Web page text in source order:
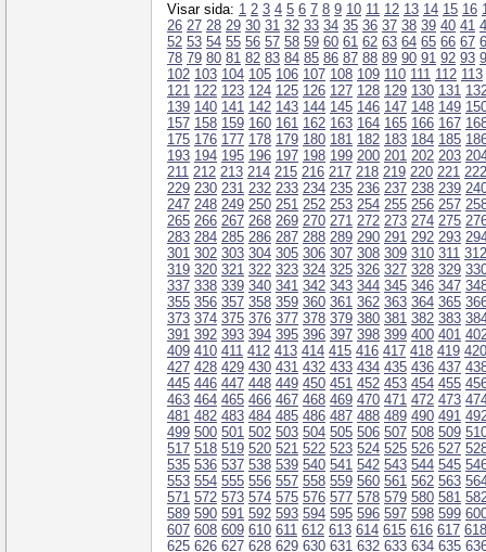
Visar sida: 1 2 3 4 5 6 7 8 9 10 11 12 13 14 15 16
26 27 28 29 30 31 32 33 34 35 36 37 38 39 40 41
52 53 54 55 56 57 58 59 60 61 62 63 64 65 66 67
78 79 80 81 82 83 84 85 86 87 88 89 90 91 92 93
102 103 104 105 106 107 108 109 110 111 112 113
121 122 123 124 125 126 127 128 129 130 131
139 140 141 142 143 144 145 146 147 148 149
157 158 159 160 161 162 163 164 165 166 167
175 176 177 178 179 180 181 182 183 184 185
193 194 195 196 197 198 199 200 201 202 203
211 212 213 214 215 216 217 218 219 220 221 222
229 230 231 232 233 234 235 236 237 238 239
247 248 249 250 251 252 253 254 255 256 257
265 266 267 268 269 270 271 272 273 274 275
283 284 285 286 287 288 289 290 291 292 293
301 302 303 304 305 306 307 308 309 310 311 312
319 320 321 322 323 324 325 326 327 328 329
337 338 339 340 341 342 343 344 345 346 347
355 356 357 358 359 360 361 362 363 364 365
373 374 375 376 377 378 379 380 381 382 383
391 392 393 394 395 396 397 398 399 400 401
409 410 411 412 413 414 415 416 417 418 419 420
427 428 429 430 431 432 433 434 435 436 437
445 446 447 448 449 450 451 452 453 454 455
463 464 465 466 467 468 469 470 471 472 473
481 482 483 484 485 486 487 488 489 490 491
499 500 501 502 503 504 505 506 507 508 509
517 518 519 520 521 522 523 524 525 526 527
535 536 537 538 539 540 541 542 543 544 545
553 554 555 556 557 558 559 560 561 562 563
571 572 573 574 575 576 577 578 579 580 581
589 590 591 592 593 594 595 596 597 598 599
607 608 609 610 611 612 613 614 615 616 617 618
625 626 627 628 629 630 631 632 633 634 635